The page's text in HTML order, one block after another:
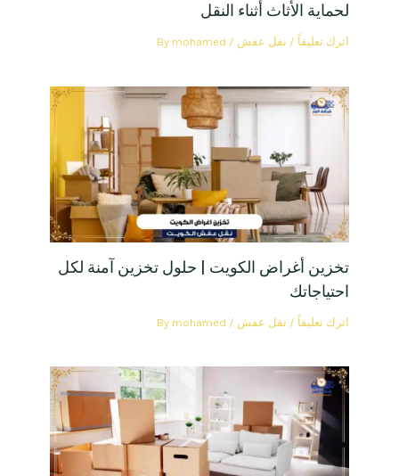
لحماية الأثاث أثناء النقل
اترك تعليقاً /نقل عفش/ By
mohamed
تخزين أغراض الكويت | حلول تخزين آمنة لكل
احتياجاتك
اترك تعليقاً /نقل عفش/ By
mohamed